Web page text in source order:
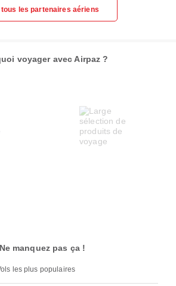
tous les partenaires aériens
voyager avec Airpaz ?
Ne manquez pas ça !
les plus populaires